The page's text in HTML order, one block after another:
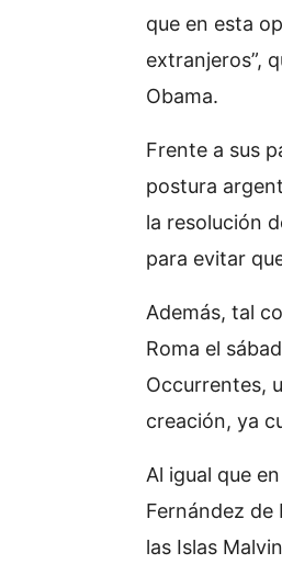
que en esta
extranjeros”,
Obama.
Frente a sus
postura
la resolución
para evitar
Además, tal
Roma el
Occurrentes,
creación, ya
Al igual que
Fernández de
las Islas